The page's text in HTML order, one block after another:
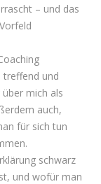
– und das
treffend und
mich als
auch,
für sich tun
schwarz
und wofür man